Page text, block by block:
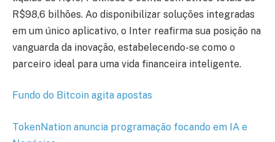
R$98,6 bilhões. Ao disponibilizar soluções integradas
em um único aplicativo, o Inter reafirma sua posição na
vanguarda da inovação, estabelecendo-se como o
parceiro ideal para uma vida financeira inteligente.
Fundo do Bitcoin agita apostas
TokenNation anuncia programação focando em IA e